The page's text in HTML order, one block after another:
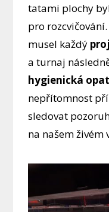
tatami plochy
pro
musel každý
a turnaj
hygienická
nepřítomnost
sledovat
na našem živém